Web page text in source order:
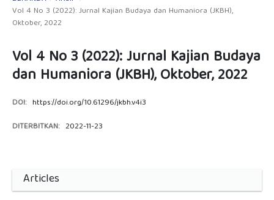
Vol 4 No 3 (2022): Jurnal Kajian Budaya dan Humaniora (JKBH),
Oktober, 2022
Vol 4 No 3 (2022): Jurnal Kajian Budaya
dan Humaniora (JKBH), Oktober, 2022
DOI: https://doi.org/10.61296/jkbh.v4i3
DITERBITKAN: 2022-11-23
Articles